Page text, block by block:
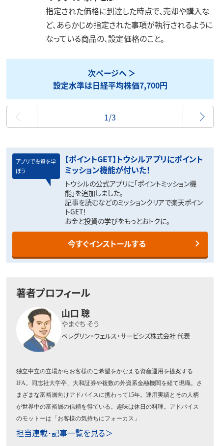
指定された価格に到達した時点で、売却や購入な
ど、あらかじめ指定された事項が執行されるように
なっている商品の、設定価格のこと。
次ページへ
設定水準は日経平均株価7,700円
最初
1/3
アプリで投資を学
ぼう
【ポイントGET】トウシルアプリにポイント
ミッション機能が付いた！
トウシルの公式アプリに「ポイントミッション機
能」を追加しました。
記事を読むなどのミッションクリアで楽天ポイン
トGET！
お金と投資の学びをもっとおトクに。
今すぐインストールする
著者プロフィール
山口 聰
やまぐち そう
ペレグリン・ウェルス・サービシズ株式会社 代表
独立中立の立場からお客様のご希望をかなえる資産運用を提案する
IFA。同志社大学卒、大和証券や複数の外資系金融機関を経て現職。さ
まざまな富裕層向けアドバイスに携わって15年。運用実績とその人柄
が世界中の富裕層の信頼を得ている。趣味は休日の料理。アドバイス
のモットーは「お客様の気持ちにフォーカス」
担当連載･記事一覧を見る＞